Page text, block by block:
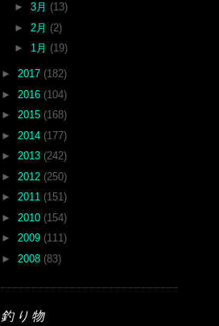
► 3月 (13)
► 2月 (2)
► 1月 (19)
► 2017 (182)
► 2016 (104)
► 2015 (168)
► 2014 (177)
► 2013 (242)
► 2012 (250)
► 2011 (151)
► 2010 (154)
► 2009 (111)
► 2008 (83)
釣り物